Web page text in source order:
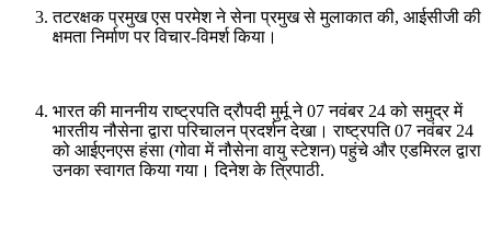
तटरक्षक प्रमुख एस परमेश ने सेना प्रमुख से मुलाकात की, आईसीजी की
क्षमता निर्माण पर विचार-विमर्श किया।
भारत की माननीय राष्ट्रपति द्रौपदी मुर्मू ने 07 नवंबर 24 को समुद्र में
भारतीय नौसेना द्वारा परिचालन प्रदर्शन देखा। राष्ट्रपति 07 नवंबर 24
को आईएनएस हंसा (गोवा में नौसेना वायु स्टेशन) पहुंचे और एडमिरल द्वारा
उनका स्वागत किया गया। दिनेश के त्रिपाठी.